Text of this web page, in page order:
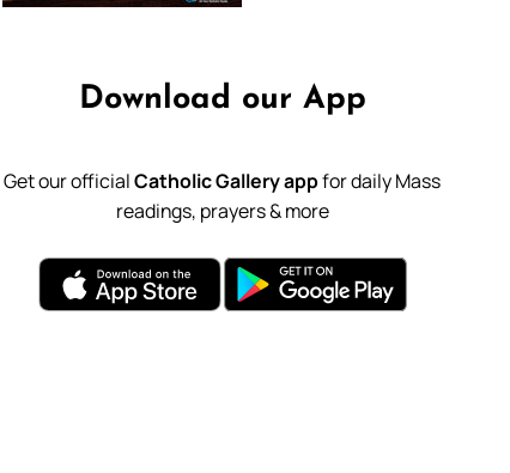
Download our App
Get our officialCatholic Gallery appfor daily Mass
readings, prayers & more